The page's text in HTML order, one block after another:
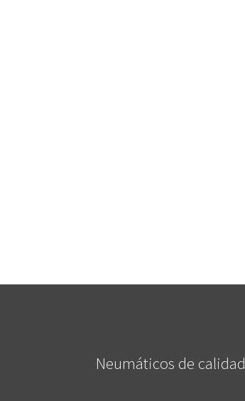
Neumáticos de calidad‎